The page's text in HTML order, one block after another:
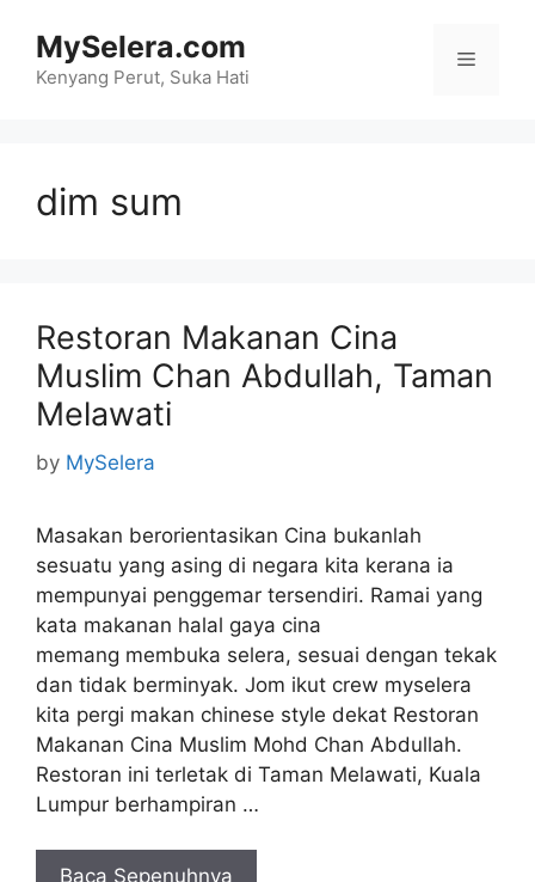
content
MySelera.com
Kenyang Perut, Suka Hati
Menu
dim sum
Restoran Makanan Cina
Muslim Chan Abdullah, Taman
Melawati
by MySelera
Masakan berorientasikan Cina bukanlah
sesuatu yang asing di negara kita kerana ia
mempunyai penggemar tersendiri. Ramai yang
kata makanan halal gaya cina
memang membuka selera, sesuai dengan tekak
dan tidak berminyak. Jom ikut crew myselera
kita pergi makan chinese style dekat Restoran
Makanan Cina Muslim Mohd Chan Abdullah.
Restoran ini terletak di Taman Melawati, Kuala
Lumpur berhampiran …
Baca Sepenuhnya